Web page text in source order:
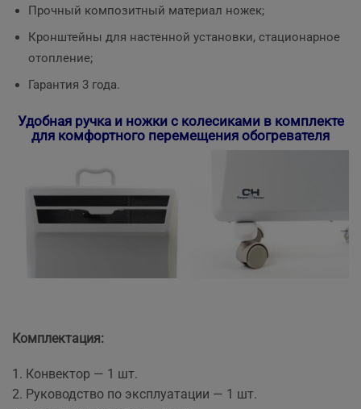
Прочный композитный материал ножек;
Кронштейны для настенной установки, стационарное
отопление;
Гарантия 3 года.
Удобная ручка и ножки с колесиками в комплекте
для комфортного перемещения обогревателя
Комплектация:
1. Конвектор — 1 шт.
2. Руководство по эксплуатации — 1 шт.